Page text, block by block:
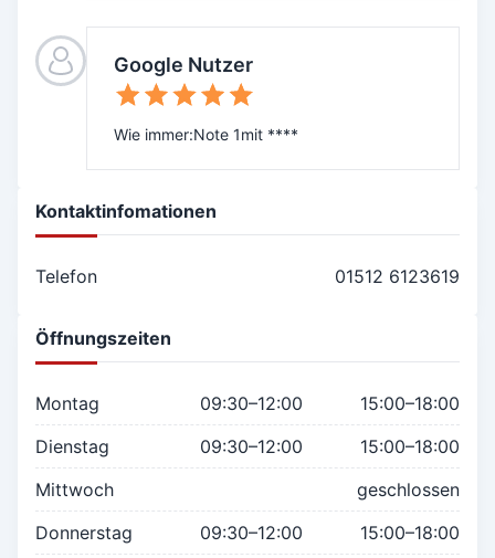
Google Nutzer
Wie immer:Note 1mit ****
Kontaktinfomationen
Telefon 01512 6123619
Öffnungszeiten
Montag 09:30–12:00
15:00–18:00
Dienstag
09:30–12:00
15:00–18:00
Mittwoch
geschlossen
Donnerstag
09:30–12:00
15:00–18:00